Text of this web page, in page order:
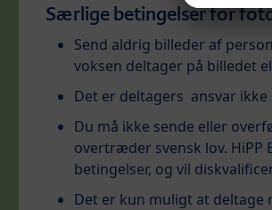
Særlige betingelser for
Send aldrig billeder af
voksen deltager på billedet
Det er deltagers ansvar
Du må ikke sende eller
overtræder svensk lov.
betingelser, og vil
Det er kun muligt at deltage